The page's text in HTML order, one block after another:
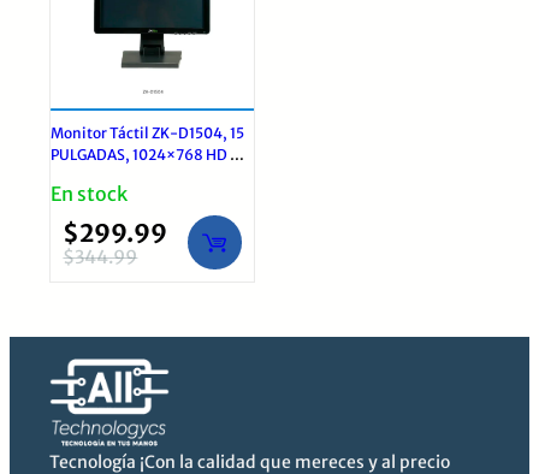
Monitor Táctil ZK-D1504, 15
PULGADAS, 1024×768 HD –
En stock
$344.99
original
era:
$344.99.
$299.99
actual
es:
$299.99.
Tecnología ¡Con la calidad que mereces y al precio